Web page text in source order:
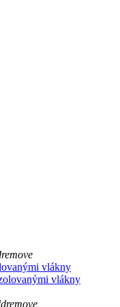
remove
vlákny
vlákny
remove